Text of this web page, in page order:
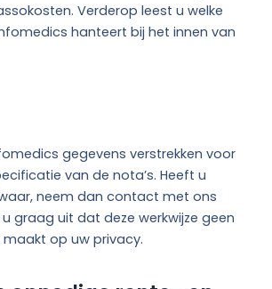
Verderop leest u welke
hanteert bij het innen van
gegevens verstrekken voor
van de nota’s. Heeft u
neem dan contact met ons
graag uit dat deze werkwijze geen
maakt op uw privacy.